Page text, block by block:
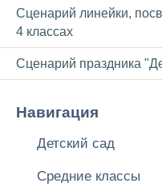
Сценарий линейки,
4 классах
Сценарий праздника
Навигация
Детский сад
Средние классы